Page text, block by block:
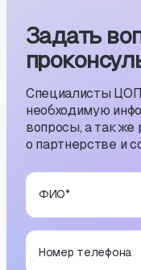
Задать
Специалисты
необходимую
вопросы, а также
о партнерстве и
ФИО*
Номер телефона